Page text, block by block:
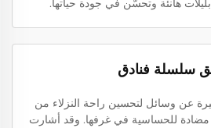
بليلات هانئة وتحسّن في جودة حياتها.
سلسلة فنادق
عن وسائل لتحسين راحة النزلاء من
مضادة للحساسية في غرفها. وقد أشارت